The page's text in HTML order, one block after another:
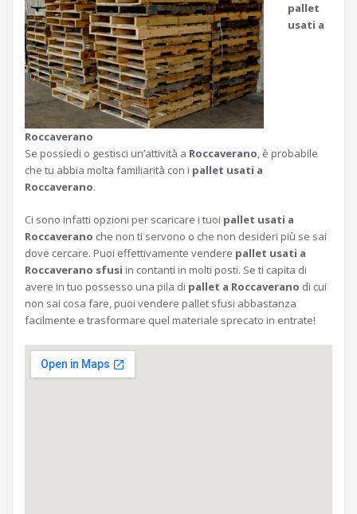
pallet
usati a
Roccaverano
Se possiedi o gestisci un’attività a Roccaverano, è probabile
che tu abbia molta familiarità con i pallet usati a
Roccaverano.
Ci sono infatti opzioni per scaricare i tuoi pallet usati a
Roccaverano che non ti servono o che non desideri più se sai
dove cercare. Puoi effettivamente vendere pallet usati a
Roccaverano sfusi in contanti in molti posti. Se ti capita di
avere in tuo possesso una pila di pallet a Roccaverano di cui
non sai cosa fare, puoi vendere pallet sfusi abbastanza
facilmente e trasformare quel materiale sprecato in entrate!